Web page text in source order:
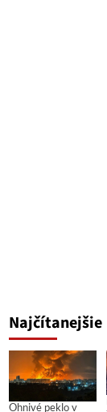
Najčítanejšie
Ohnivé peklo v